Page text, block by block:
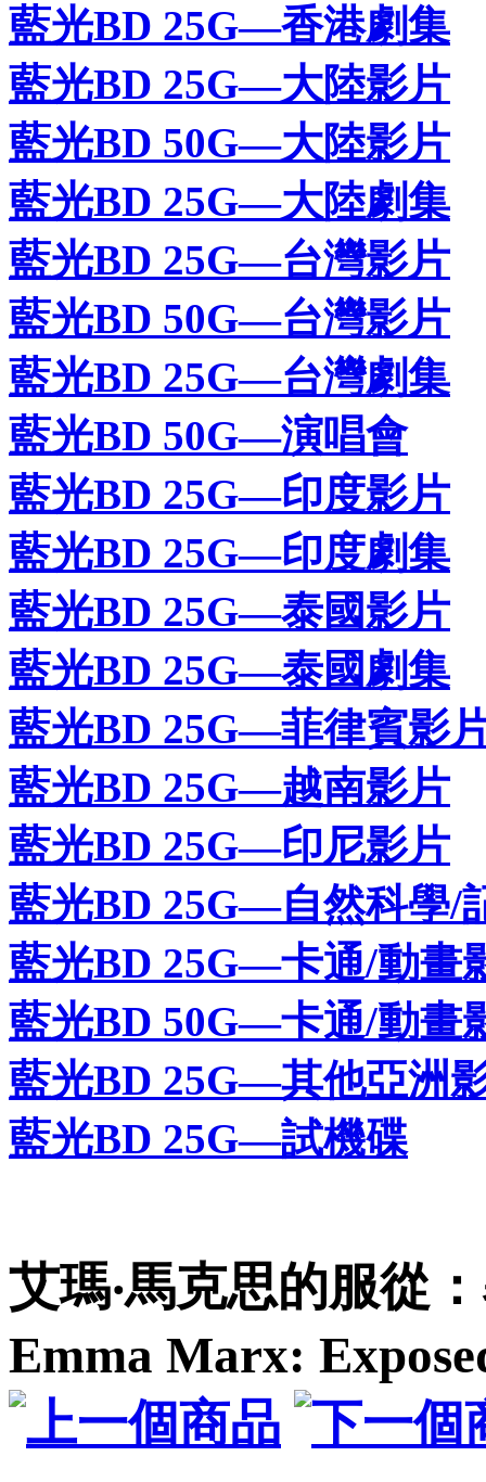
藍光BD 25G—香港劇集
藍光BD 25G—大陸影片
藍光BD 50G—大陸影片
藍光BD 25G—大陸劇集
藍光BD 25G—台灣影片
藍光BD 50G—台灣影片
藍光BD 25G—台灣劇集
藍光BD 50G—演唱會
藍光BD 25G—印度影片
藍光BD 25G—印度劇集
藍光BD 25G—泰國影片
藍光BD 25G—泰國劇集
藍光BD 25G—菲律賓影
藍光BD 25G—越南影片
藍光BD 25G—印尼影片
藍光BD 25G—自然科學/
藍光BD 25G—卡通/動畫
藍光BD 50G—卡通/動畫
藍光BD 25G—其他亞洲
藍光BD 25G—試機碟
艾瑪‧馬克思的服從
Emma Marx: